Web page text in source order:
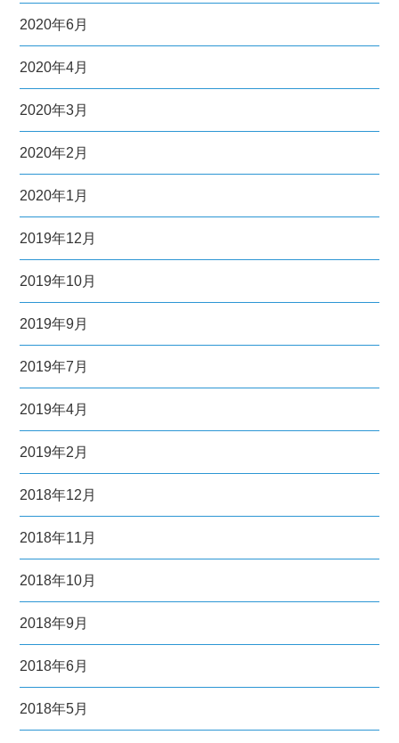
2020年6月
2020年4月
2020年3月
2020年2月
2020年1月
2019年12月
2019年10月
2019年9月
2019年7月
2019年4月
2019年2月
2018年12月
2018年11月
2018年10月
2018年9月
2018年6月
2018年5月